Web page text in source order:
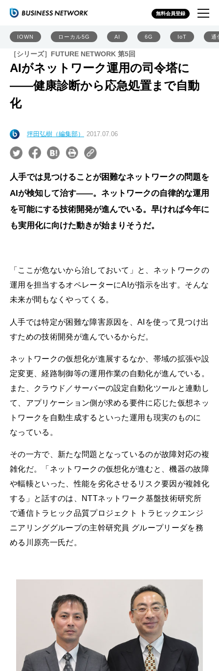
無料会員登録
IOWN ローカル5G AI 6G IoT 通
［シリーズ］FUTURE NETWORK 第5回
AIがネットワーク運用の司令塔に
――健康診断から応急処置まで自動
化
坪田弘樹（編集部） 2017.07.06
人手では見つけることが困難なネットワークの問題を
AIが検知して治す――。ネットワークの自律的な運用
を可能にする技術開発が進んでいる。早ければ今年に
も実用化に向けた動きが始まりそうだ。
「ここが危ないから治しておいて」と、ネットワークの
運用を担当するオペレーターにAIが指示を出す。そんな
未来が間もなくやってくる。
人手では特定が困難な障害原因を、AIを使って見つけ出
すための技術開発が進んでいるからだ。
ネットワークの仮想化が進展するなか、帯域の拡張や設
定変更、経路制御等の運用作業の自動化が進んでいる。
また、クラウド／サーバーの設定自動化ツールと連動し
て、アプリケーション側が求める要件に応じた仮想ネッ
トワークを自動生成するといった運用も現実のものに
なっている。
その一方で、新たな問題となっているのが故障対応の複
雑化だ。「ネットワークの仮想化が進むと、機器の故障
や輻輳といった、性能を劣化させるリスク要因が複雑化
する」と話すのは、NTTネットワーク基盤技術研究所
で通信トラヒック品質プロジェクト トラヒックエンジ
ニアリンググループの主幹研究員 グループリーダを務
める川原亮一氏だ。